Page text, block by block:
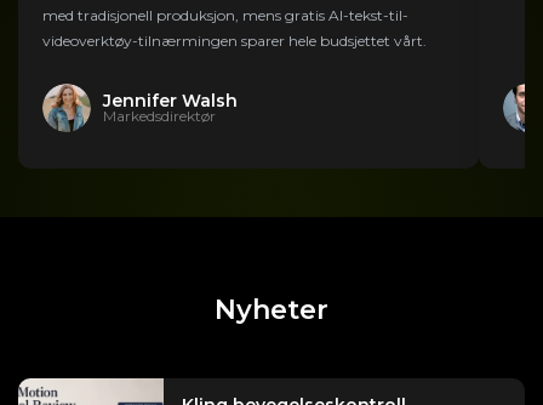
med tradisjonell produksjon, mens gratis AI-tekst-til-
videoverktøy-tilnærmingen sparer hele budsjettet vårt.
Jennifer Walsh
Markedsdirektør
Nyheter